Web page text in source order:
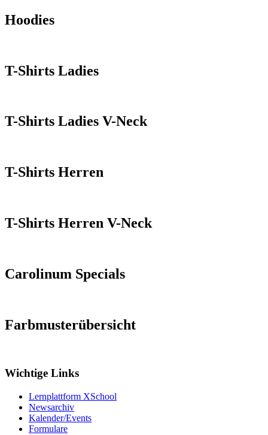
Hoodies
T-Shirts Ladies
T-Shirts Ladies V-Neck
T-Shirts Herren
T-Shirts Herren V-Neck
Carolinum Specials
Farbmusterübersicht
Wichtige Links
Lernplattform XSchool
Newsarchiv
Kalender/Events
Formulare